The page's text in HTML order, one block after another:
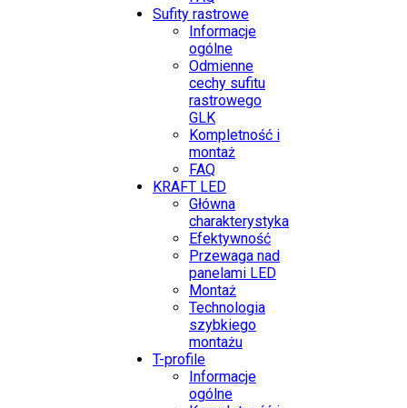
Sufity rastrowe
Informacje
ogólne
Odmienne
cechy sufitu
rastrowego
GLK
Kompletność i
montaż
FAQ
KRAFT LED
Główna
charakterystyka
Efektywność
Przewaga nad
panelami LED
Montaż
Technologia
szybkiego
montażu
T-profile
Informacje
ogólne